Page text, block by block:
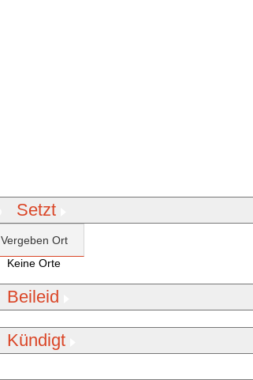
Setzt
Vergeben Ort
Keine Orte
Beileid
Kündigt